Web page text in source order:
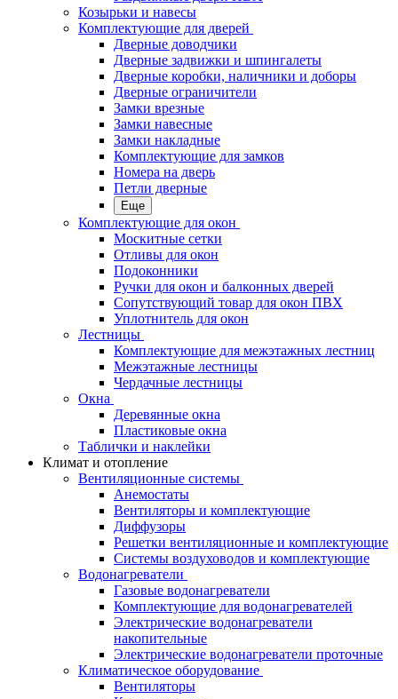
Козырьки и навесы
Комплектующие для дверей
Дверные доводчики
Дверные задвижки и шпингалеты
Дверные коробки, наличники и доборы
Дверные ограничители
Замки врезные
Замки навесные
Замки накладные
Комплектующие для замков
Номера на дверь
Петли дверные
Еще
Комплектующие для окон
Москитные сетки
Отливы для окон
Подоконники
Ручки для окон и балконных дверей
Сопутствующий товар для окон ПВХ
Уплотнитель для окон
Лестницы
Комплектующие для межэтажных лестниц
Межэтажные лестницы
Чердачные лестницы
Окна
Деревянные окна
Пластиковые окна
Таблички и наклейки
Климат и отопление
Вентиляционные системы
Анемостаты
Вентиляторы и комплектующие
Диффузоры
Решетки вентиляционные и комплектующие
Системы воздуховодов и комплектующие
Водонагреватели
Газовые водонагреватели
Комплектующие для водонагревателей
Электрические водонагреватели
накопительные
Электрические водонагреватели проточные
Климатическое оборудование
Вентиляторы